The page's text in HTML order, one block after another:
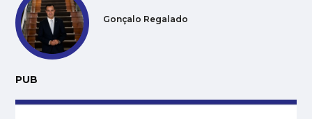
Gonçalo Regalado
PUB